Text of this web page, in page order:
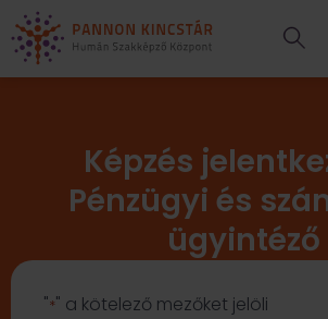
Képzés
Pénzügyi és
ügyintéző
"*" a kötelező mezőket jelöli